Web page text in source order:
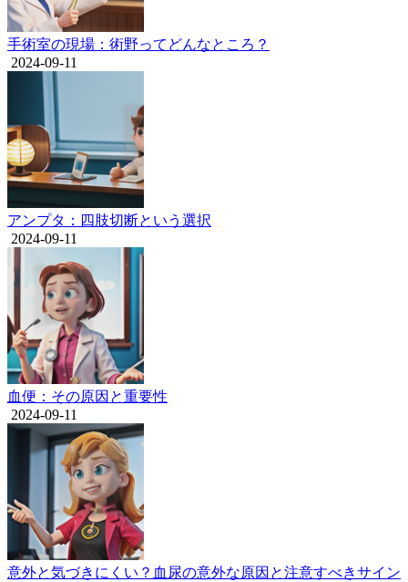
手術室の現場：術野ってどんなところ？
2024-09-11
アンプタ：四肢切断という選択
2024-09-11
血便：その原因と重要性
2024-09-11
意外と気づきにくい？血尿の意外な原因と注意すべきサイン